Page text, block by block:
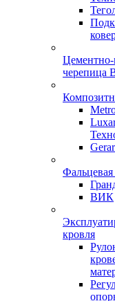
Цементно-
черепица
Фальцевая
ВИК
кровля